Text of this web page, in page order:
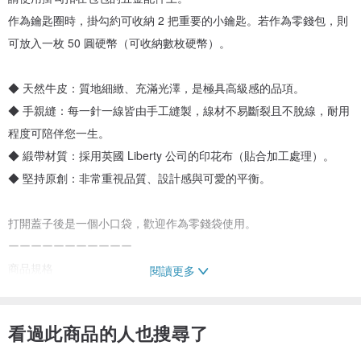
作為鑰匙圈時，掛勾約可收納 2 把重要的小鑰匙。若作為零錢包，則
可放入一枚 50 圓硬幣（可收納數枚硬幣）。
◆ 天然牛皮：質地細緻、充滿光澤，是極具高級感的品項。
◆ 手親縫：每一針一線皆由手工縫製，線材不易斷裂且不脫線，耐用
程度可陪伴您一生。
◆ 緞帶材質：採用英國 Liberty 公司的印花布（貼合加工處理）。
◆ 堅持原創：非常重視品質、設計感與可愛的平衡。
打開蓋子後是一個小口袋，歡迎作為零錢袋使用。
ーーーーーーーーーーー
商品規格
寬度 5 公分
閱讀更多
看過此商品的人也搜尋了